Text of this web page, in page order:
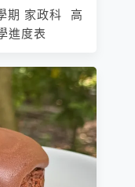
期 家政科 高
進度表